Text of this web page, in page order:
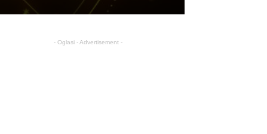
- Oglasi - Advertisement -